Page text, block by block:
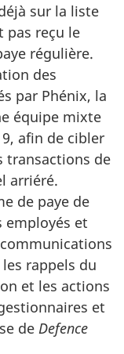
sur la liste
pas reçu le
régulière.
des
par Phénix, la
équipe mixte
afin de cibler
transactions de
arriéré.
de paye de
employés et
rappels du
et les actions
et
de Defence